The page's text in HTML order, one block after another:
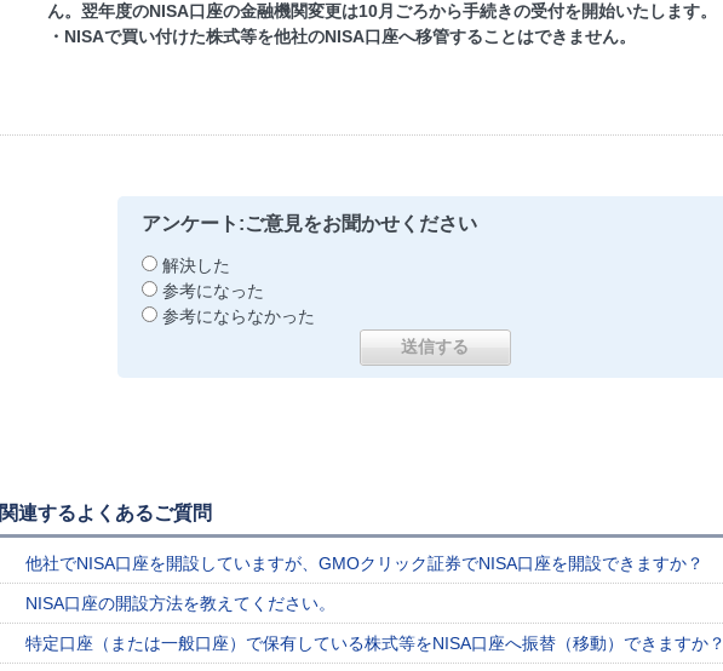
ん。翌年度のNISA口座の金融機関変更は10月ごろから手続きの受付を開始いたします。
・NISAで買い付けた株式等を他社のNISA口座へ移管することはできません。
アンケート:ご意見をお聞かせください
解決した
参考になった
参考にならなかった
関連するよくあるご質問
他社でNISA口座を開設していますが、GMOクリック証券でNISA口座を開設できますか？
NISA口座の開設方法を教えてください。
特定口座（または一般口座）で保有している株式等をNISA口座へ振替（移動）できますか？